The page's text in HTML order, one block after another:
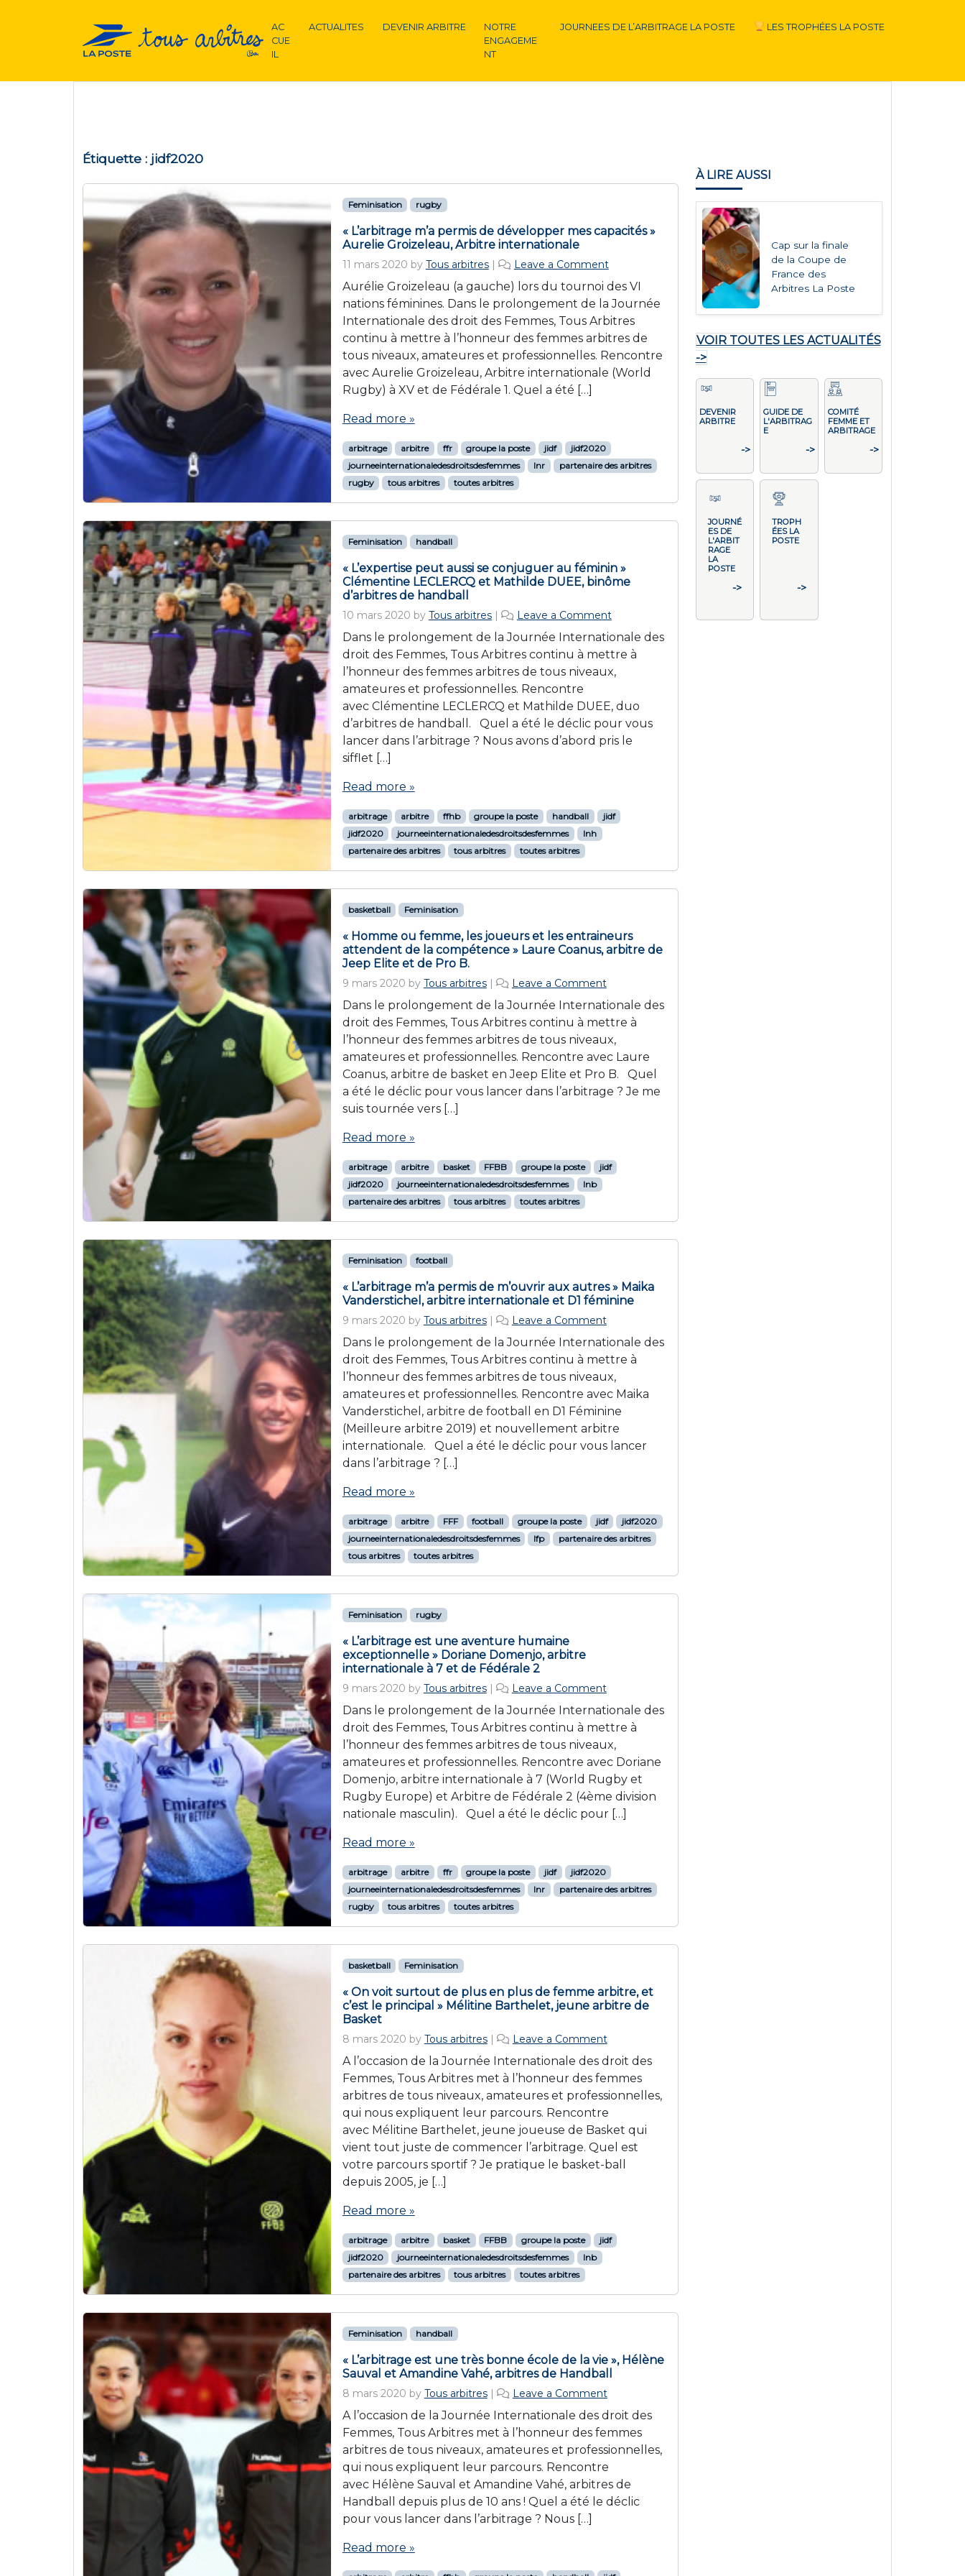
AC
CUE
IL
ACTUALITES DEVENIR ARBITRE
NOTRE
ENGAGEME
NT
JOURNEES DE L’ARBITRAGE LA POSTE LES TROPHÉES LA POSTE
Étiquette : jidf2020
Feminisation rugby
« L’arbitrage m’a permis de développer mes capacités »
Aurelie Groizeleau, Arbitre internationale
11 mars 2020 by Tous arbitres | Leave a Comment
Aurélie Groizeleau (a gauche) lors du tournoi des VI
nations féminines. Dans le prolongement de la Journée
Internationale des droit des Femmes, Tous Arbitres
continu à mettre à l’honneur des femmes arbitres de
tous niveaux, amateures et professionnelles. Rencontre
avec Aurelie Groizeleau, Arbitre internationale (World
Rugby) à XV et de Fédérale 1. Quel a été […]
Read more »
arbitrage arbitre ffr groupe la poste jidf
jidf2020
journeeinternationaledesdroitsdesfemmes
lnr
partenaire des arbitres
rugby
tous arbitres toutes arbitres
Feminisation handball
« L’expertise peut aussi se conjuguer au féminin »
Clémentine LECLERCQ et Mathilde DUEE, binôme
d’arbitres de handball
10 mars 2020 by Tous arbitres | Leave a Comment
Dans le prolongement de la Journée Internationale des
droit des Femmes, Tous Arbitres continu à mettre à
l’honneur des femmes arbitres de tous niveaux,
amateures et professionnelles. Rencontre
avec Clémentine LECLERCQ et Mathilde DUEE, duo
d’arbitres de handball. Quel a été le déclic pour vous
lancer dans l’arbitrage ? Nous avons d’abord pris le
sifflet […]
Read more »
arbitrage arbitre ffhb groupe la poste handball
jidf
jidf2020
journeeinternationaledesdroitsdesfemmes
lnh
partenaire des arbitres
tous arbitres toutes arbitres
basketball Feminisation
« Homme ou femme, les joueurs et les entraineurs
attendent de la compétence » Laure Coanus, arbitre de
Jeep Elite et de Pro B.
9 mars 2020 by Tous arbitres | Leave a Comment
Dans le prolongement de la Journée Internationale des
droit des Femmes, Tous Arbitres continu à mettre à
l’honneur des femmes arbitres de tous niveaux,
amateures et professionnelles. Rencontre avec Laure
Coanus, arbitre de basket en Jeep Elite et Pro B. Quel
a été le déclic pour vous lancer dans l’arbitrage ? Je me
suis tournée vers […]
Read more »
arbitrage arbitre basket FFBB groupe la poste
jidf
jidf2020
journeeinternationaledesdroitsdesfemmes
lnb
partenaire des arbitres
tous arbitres toutes arbitres
Feminisation football
« L’arbitrage m’a permis de m’ouvrir aux autres » Maika
Vanderstichel, arbitre internationale et D1 féminine
9 mars 2020 by Tous arbitres | Leave a Comment
Dans le prolongement de la Journée Internationale des
droit des Femmes, Tous Arbitres continu à mettre à
l’honneur des femmes arbitres de tous niveaux,
amateures et professionnelles. Rencontre avec Maika
Vanderstichel, arbitre de football en D1 Féminine
(Meilleure arbitre 2019) et nouvellement arbitre
internationale. Quel a été le déclic pour vous lancer
dans l’arbitrage ? […]
Read more »
arbitrage arbitre FFF football groupe la poste jidf
jidf2020
journeeinternationaledesdroitsdesfemmes
lfp
partenaire des arbitres
tous arbitres
toutes arbitres
Feminisation rugby
« L’arbitrage est une aventure humaine
exceptionnelle » Doriane Domenjo, arbitre
internationale à 7 et de Fédérale 2
9 mars 2020 by Tous arbitres | Leave a Comment
Dans le prolongement de la Journée Internationale des
droit des Femmes, Tous Arbitres continu à mettre à
l’honneur des femmes arbitres de tous niveaux,
amateures et professionnelles. Rencontre avec Doriane
Domenjo, arbitre internationale à 7 (World Rugby et
Rugby Europe) et Arbitre de Fédérale 2 (4ème division
nationale masculin). Quel a été le déclic pour […]
Read more »
arbitrage arbitre ffr groupe la poste jidf
jidf2020
journeeinternationaledesdroitsdesfemmes
lnr
partenaire des arbitres
rugby
tous arbitres toutes arbitres
basketball Feminisation
« On voit surtout de plus en plus de femme arbitre, et
c’est le principal » Mélitine Barthelet, jeune arbitre de
Basket
8 mars 2020 by Tous arbitres | Leave a Comment
A l’occasion de la Journée Internationale des droit des
Femmes, Tous Arbitres met à l’honneur des femmes
arbitres de tous niveaux, amateures et professionnelles,
qui nous expliquent leur parcours. Rencontre
avec Mélitine Barthelet, jeune joueuse de Basket qui
vient tout juste de commencer l’arbitrage. Quel est
votre parcours sportif ? Je pratique le basket-ball
depuis 2005, je […]
Read more »
arbitrage arbitre basket FFBB groupe la poste
jidf
jidf2020
journeeinternationaledesdroitsdesfemmes
lnb
partenaire des arbitres
tous arbitres toutes arbitres
Feminisation handball
« L’arbitrage est une très bonne école de la vie », Hélène
Sauval et Amandine Vahé, arbitres de Handball
8 mars 2020 by Tous arbitres | Leave a Comment
A l’occasion de la Journée Internationale des droit des
Femmes, Tous Arbitres met à l’honneur des femmes
arbitres de tous niveaux, amateures et professionnelles,
qui nous expliquent leur parcours. Rencontre
avec Hélène Sauval et Amandine Vahé, arbitres de
Handball depuis plus de 10 ans ! Quel a été le déclic
pour vous lancer dans l’arbitrage ? Nous […]
Read more »
À LIRE AUSSI
Cap sur la finale
de la Coupe de
France des
Arbitres La Poste
VOIR TOUTES LES ACTUALITÉS
->
DEVENIR
ARBITRE
->
GUIDE DE
L'ARBITRAG
E
->
COMITÉ
FEMME ET
ARBITRAGE
->
JOURNÉ
ES DE
L'ARBIT
RAGE
LA
POSTE
->
TROPH
ÉES LA
POSTE
->